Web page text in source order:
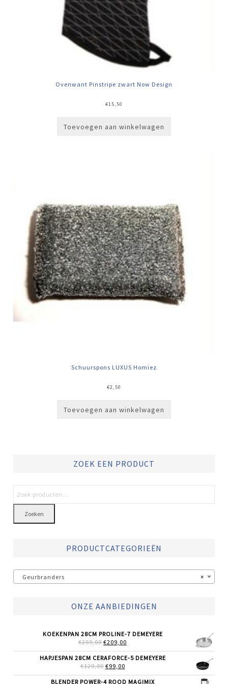
Ovenwant Pinstripe zwart Now Design
€15,50
Toevoegen aan winkelwagen
Schuurspons LUXUS Homiez
€2,50
Toevoegen aan winkelwagen
ZOEK EEN PRODUCT
Zoeken
PRODUCTCATEGORIEËN
×
Geurbranders
ONZE AANBIEDINGEN
KOEKENPAN 28CM PROLINE-7 DEMEYERE
€259,00 OORSPRONKELIJKE
WAS:
€259,00.
€209,00
IS:
HAPJESPAN 28CM CERAFORCE-5 DEMEYERE
€129,00 OORSPRONKELIJKE
WAS:
€99,00HUIDIGE
IS:
BLENDER POWER-4 ROOD MAGIMIX